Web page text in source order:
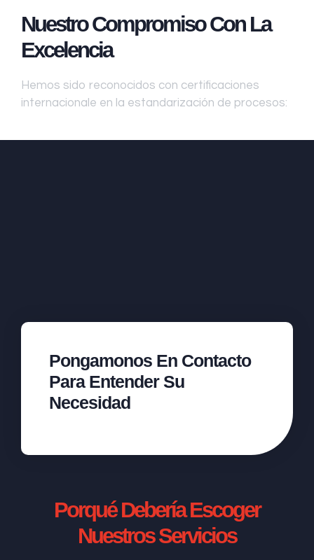
Nuestro Compromiso Con La
Excelencia
Hemos sido reconocidos con certificaciones
internacionale en la estandarización de procesos:
Pongamonos En Contacto
Para Entender Su
Necesidad
Porqué Debería Escoger
Nuestros Servicios